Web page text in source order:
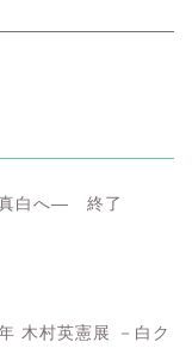
真白へ― 終了
木村英憲展 －白ク